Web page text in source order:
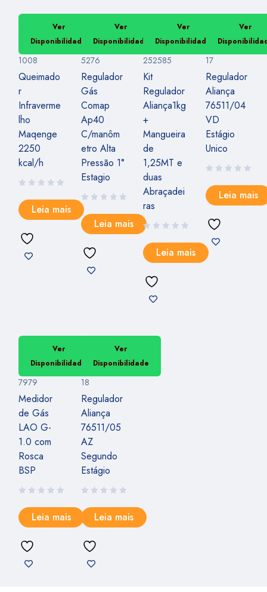
Ver
Disponibilidade
1008
Queimado
r
Infraverme
lho
Maqenge
2250
kcal/h
Leia mais
Ver
Disponibilidade
5276
Regulador
Gás
Comap
Ap40
C/manôm
etro Alta
Pressão 1°
Estagio
Leia mais
Ver
Disponibilidade
252585
Kit
Regulador
Aliança1kg
+
Mangueira
de
1,25MT e
duas
Abraçadei
ras
Leia mais
Ver
17
Regulador
Aliança
76511/04
VD
Estágio
Unico
Leia mais
Ver
Disponibilidade
7979
Medidor
de Gás
LAO G-
1.0 com
Rosca
BSP
Leia mais
Ver
Disponibilidade
18
Regulador
Aliança
76511/05
AZ
Segundo
Estágio
Leia mais